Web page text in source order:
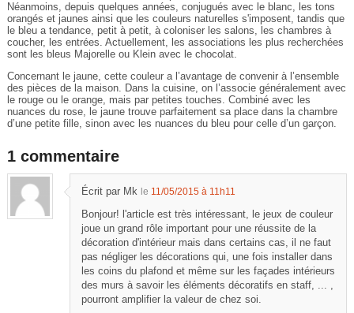
Néanmoins, depuis quelques années, conjugués avec le blanc, les tons
orangés et jaunes ainsi que les couleurs naturelles s'imposent, tandis que
le bleu a tendance, petit à petit, à coloniser les salons, les chambres à
coucher, les entrées. Actuellement, les associations les plus recherchées
sont les bleus Majorelle ou Klein avec le chocolat.
Concernant le jaune, cette couleur a l’avantage de convenir à l’ensemble
des pièces de la maison. Dans la cuisine, on l’associe généralement avec
le rouge ou le orange, mais par petites touches. Combiné avec les
nuances du rose, le jaune trouve parfaitement sa place dans la chambre
d’une petite fille, sinon avec les nuances du bleu pour celle d’un garçon.
1 commentaire
Écrit par Mk le 11/05/2015 à 11h11
Bonjour! l'article est très intéressant, le jeux de couleur
joue un grand rôle important pour une réussite de la
décoration d'intérieur mais dans certains cas, il ne faut
pas négliger les décorations qui, une fois installer dans
les coins du plafond et même sur les façades intérieurs
des murs à savoir les éléments décoratifs en staff, ... ,
pourront amplifier la valeur de chez soi.